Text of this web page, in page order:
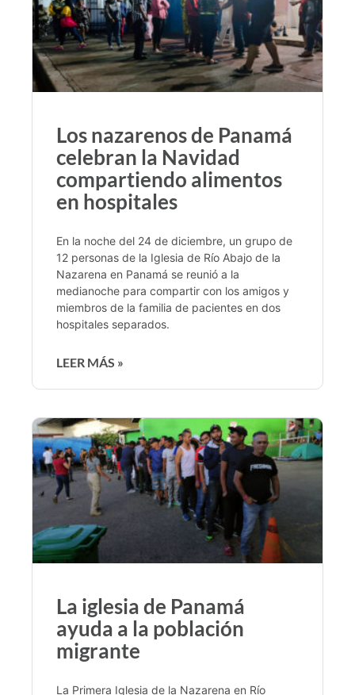
Los nazarenos de Panamá
celebran la Navidad
compartiendo alimentos
en hospitales
En la noche del 24 de diciembre, un grupo de
12 personas de la Iglesia de Río Abajo de la
Nazarena en Panamá se reunió a la
medianoche para compartir con los amigos y
miembros de la familia de pacientes en dos
hospitales separados.
LEER MÁS »
La iglesia de Panamá
ayuda a la población
migrante
La Primera Iglesia de la Nazarena en Río